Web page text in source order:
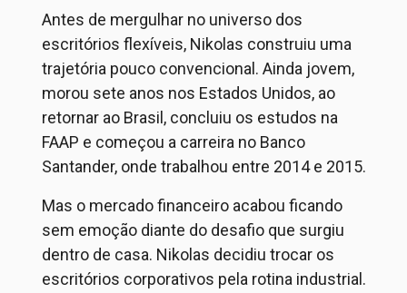
Antes de mergulhar no universo dos
escritórios flexíveis, Nikolas construiu uma
trajetória pouco convencional. Ainda jovem,
morou sete anos nos Estados Unidos, ao
retornar ao Brasil, concluiu os estudos na
FAAP e começou a carreira no Banco
Santander, onde trabalhou entre 2014 e 2015.
Mas o mercado financeiro acabou ficando
sem emoção diante do desafio que surgiu
dentro de casa. Nikolas decidiu trocar os
escritórios corporativos pela rotina industrial.